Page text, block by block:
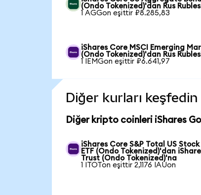
(Ondo Tokenized)'dan Rus
1 AGGon eşittir ₽8.285,83
iShares Core MSCI Emerging
(Ondo Tokenized)'dan Rus
1 IEMGon eşittir ₽6.641,97
Diğer kurları keşfedin
Diğer kripto coinleri iShares
iShares Core S&P Total US
ETF (Ondo Tokenized)'dan
Trust (Ondo Tokenized)'na
1 ITOTon eşittir 2,1176 IAUon